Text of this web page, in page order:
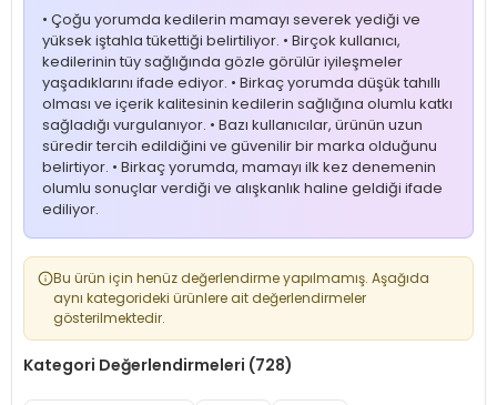
• Çoğu yorumda kedilerin mamayı severek yediği ve
yüksek iştahla tükettiği belirtiliyor. • Birçok kullanıcı,
kedilerinin tüy sağlığında gözle görülür iyileşmeler
yaşadıklarını ifade ediyor. • Birkaç yorumda düşük tahıllı
olması ve içerik kalitesinin kedilerin sağlığına olumlu katkı
sağladığı vurgulanıyor. • Bazı kullanıcılar, ürünün uzun
süredir tercih edildiğini ve güvenilir bir marka olduğunu
belirtiyor. • Birkaç yorumda, mamayı ilk kez denemenin
olumlu sonuçlar verdiği ve alışkanlık haline geldiği ifade
ediliyor.
Bu ürün için henüz değerlendirme yapılmamış. Aşağıda
aynı kategorideki ürünlere ait değerlendirmeler
gösterilmektedir.
Kategori Değerlendirmeleri (728)